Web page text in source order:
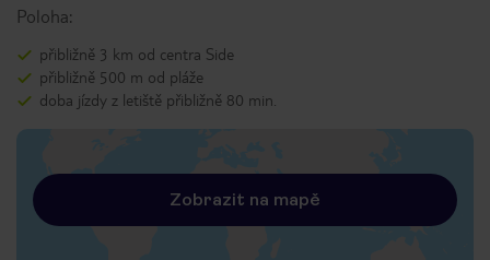
Poloha:
přibližně 3 km od centra Side
přibližně 500 m od pláže
doba jízdy z letiště přibližně 80 min.
Zobrazit na mapě